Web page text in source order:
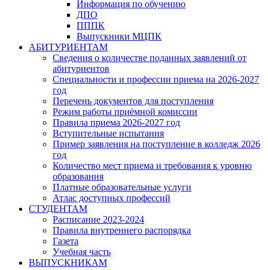
Информация по обучению
ДПО
ПППК
Выпускники МЦПК
АБИТУРИЕНТАМ
Сведения о количестве поданных заявлений от
абитуриентов
Специальности и профессии приема на 2026-2027
год
Перечень документов для поступления
Режим работы приёмной комиссии
Правила приема 2026-2027 год
Вступительные испытания
Пример заявления на поступление в колледж 2026
год
Количество мест приема и требования к уровню
образования
Платные образовательные услуги
Атлас доступных профессий
СТУДЕНТАМ
Расписание 2023-2024
Правила внутреннего распорядка
Газета
Учебная часть
ВЫПУСКНИКАМ